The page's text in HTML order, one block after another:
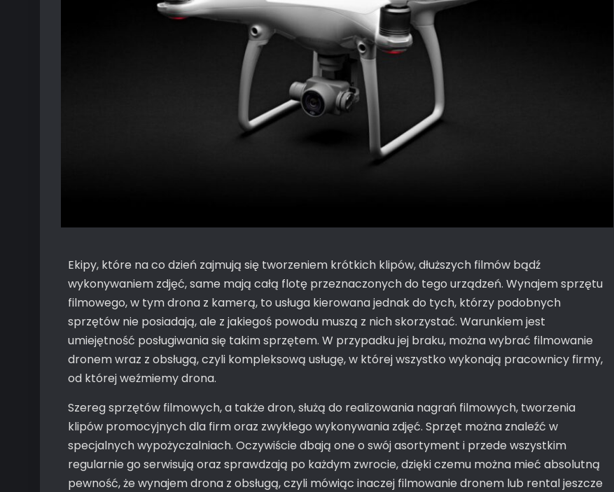
Ekipy, które na co dzień zajmują się tworzeniem krótkich klipów, dłuższych filmów bądź
wykonywaniem zdjęć, same mają całą flotę przeznaczonych do tego urządzeń. Wynajem sprzętu
filmowego, w tym drona z kamerą, to usługa kierowana jednak do tych, którzy podobnych
sprzętów nie posiadają, ale z jakiegoś powodu muszą z nich skorzystać. Warunkiem jest
umiejętność posługiwania się takim sprzętem. W przypadku jej braku, można wybrać filmowanie
dronem wraz z obsługą, czyli kompleksową usługę, w której wszystko wykonają pracownicy firmy,
od której weźmiemy drona.
Szereg sprzętów filmowych, a także dron, służą do realizowania nagrań filmowych, tworzenia
klipów promocyjnych dla firm oraz zwykłego wykonywania zdjęć. Sprzęt można znaleźć w
specjalnych wypożyczalniach. Oczywiście dbają one o swój asortyment i przede wszystkim
regularnie go serwisują oraz sprawdzają po każdym zwrocie, dzięki czemu można mieć absolutną
pewność, że wynajem drona z obsługą, czyli mówiąc inaczej filmowanie dronem lub rental jeszcze